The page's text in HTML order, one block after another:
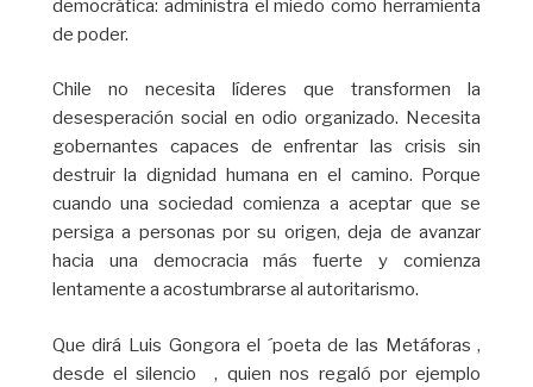
democrática: administra el miedo como herramienta
de poder.
Chile no necesita líderes que transformen la
desesperación social en odio organizado. Necesita
gobernantes capaces de enfrentar las crisis sin
destruir la dignidad humana en el camino. Porque
cuando una sociedad comienza a aceptar que se
persiga a personas por su origen, deja de avanzar
hacia una democracia más fuerte y comienza
lentamente a acostumbrarse al autoritarismo.
Que dirá Luis Gongora el ´poeta de las Metáforas ,
desde el silencio , quien nos regaló por ejemplo